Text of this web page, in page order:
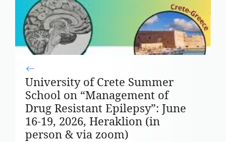
University of Crete Summer
School on “Management of
Drug Resistant Epilepsy”: June
16-19, 2026, Heraklion (in
person & via zoom)